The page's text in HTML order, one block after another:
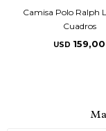
Camisa Polo Ralph
Cuadros
USD 159,00